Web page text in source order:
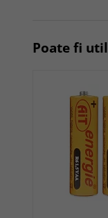
Poate fi util